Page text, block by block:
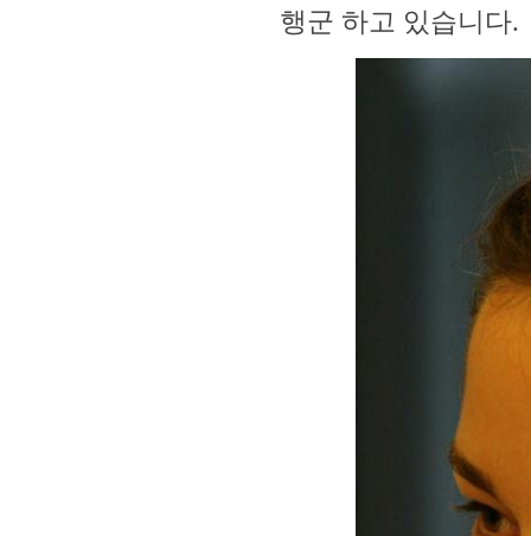
행군 하고 있습니다.